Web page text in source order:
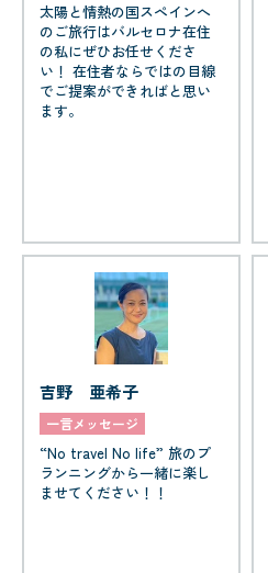
太陽と情熱の国スペインへ
のご旅行はバルセロナ在住
の私にぜひお任せくださ
い！ 在住者ならではの目線
でご提案ができればと思い
ます。
吉野 亜希子
一言メッセージ
“No travel No life” 旅のプ
ランニングから一緒に楽し
ませてください！！